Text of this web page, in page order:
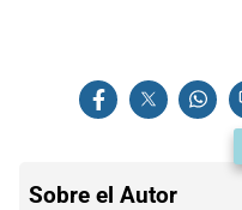
Sobre el Autor